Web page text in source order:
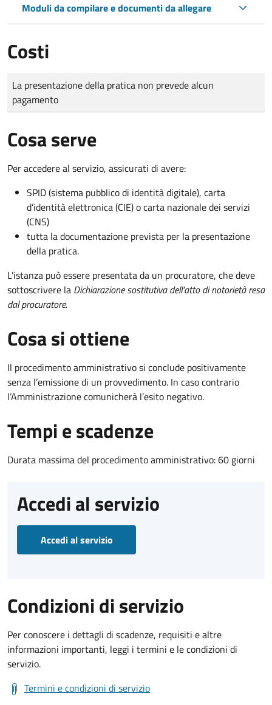
Moduli da compilare e documenti da allegare
Costi
Tipo di pagamento
Importo
La presentazione della pratica non prevede alcun
pagamento
Cosa serve
Per accedere al servizio, assicurati di avere:
SPID (sistema pubblico di identità digitale), carta
d’identità elettronica (CIE) o carta nazionale dei servizi
(CNS)
tutta la documentazione prevista per la presentazione
della pratica.
L'istanza può essere presentata da un procuratore, che deve
sottoscrivere la Dichiarazione sostitutiva dell'atto di notorietà resa
dal procuratore.
Cosa si ottiene
Il procedimento amministrativo si conclude positivamente
senza l’emissione di un provvedimento. In caso contrario
l’Amministrazione comunicherà l’esito negativo.
Tempi e scadenze
Durata massima del procedimento amministrativo: 60 giorni
Accedi al servizio
Accedi al servizio
Condizioni di servizio
Per conoscere i dettagli di scadenze, requisiti e altre
informazioni importanti, leggi i termini e le condizioni di
servizio.
Termini e condizioni di servizio